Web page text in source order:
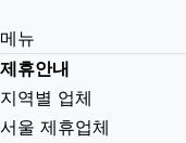
메뉴
제휴안내
지역별 업체
서울 제휴업체